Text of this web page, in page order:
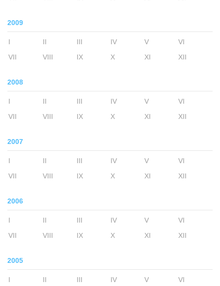
2009
I II III IV V
VI
VII
VIII IX X XI XII
2008
I II III IV V
VI
VII
VIII IX X XI XII
2007
I II III IV V
VI
VII
VIII IX X XI XII
2006
I II III IV V
VI
VII
VIII IX X XI XII
2005
I II III IV V
VI